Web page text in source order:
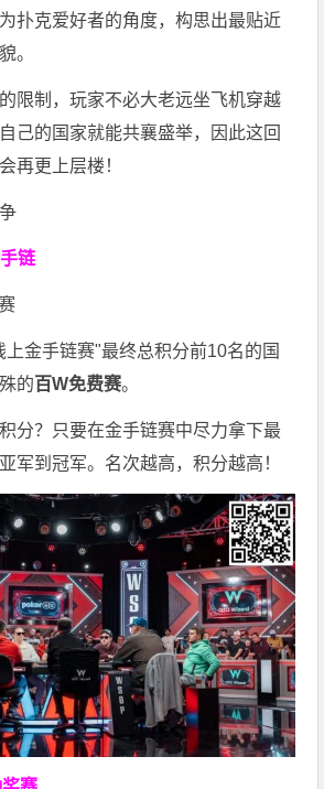
扑克爱好者的角度，构思出最贴近
。
限制，玩家不必大老远坐飞机穿越
己的国家就能共襄盛举，因此这回
再更上层楼！
链
上金手链赛"最终总积分前10名的国
的百W免费赛。
分？只要在金手链赛中尽力拿下最
军到冠军。名次越高，积分越高！